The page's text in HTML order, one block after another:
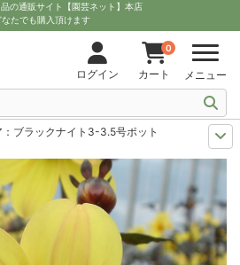
の通販サイト【園芸ネット】本店
なたでも購入頂けます
ログイン
0
カート メニュー
：ブラックナイト3-3.5号ポット
リア：ブラックナイト3-3.5号ポット